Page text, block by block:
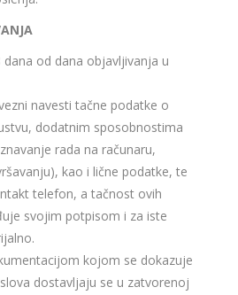
od dana objavljivanja u
navesti tačne podatke o
dodatnim sposobnostima
rada na računaru,
kao i lične podatke, te
telefon, a tačnost ovih
svojim potpisom i za iste
kojom se dokazuje
dostavljaju se u zatvorenoj